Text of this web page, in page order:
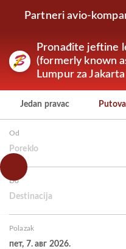
Partneri avio-
Pronađite jeftine
(formerly known
Lumpur za Jakarta
Jedan pravac
Od
Poreklo
Do
Destinacija
Polazak
пет, 7. авг 2026.